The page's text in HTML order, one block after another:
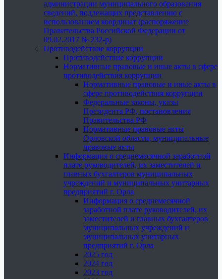
администрации муниципального образования
сведений, подлежащих представлению с
использованием координат (распоряжение
Правительства Российской Федерации от
09.02.2017 № 232-р)
Противодействие коррупции
Противодействие коррупции
Нормативные правовые и иные акты в сфере
противодействия коррупции
Нормативные правовые и иные акты в
сфере противодействия коррупции
Федеральные законы, указы
Президента РФ, постановления
Правительства РФ
Нормативные правовые акты
Орловской области, муниципальные
правовые акты
Информация о среднемесячной заработной
плате руководителей, их заместителей и
главных бухгалтеров муниципальных
учреждений и муниципальных унитарных
предприятий г. Орла
Информация о среднемесячной
заработной плате руководителей, их
заместителей и главных бухгалтеров
муниципальных учреждений и
муниципальных унитарных
предприятий г. Орла
2025 год
2024 год
2023 год